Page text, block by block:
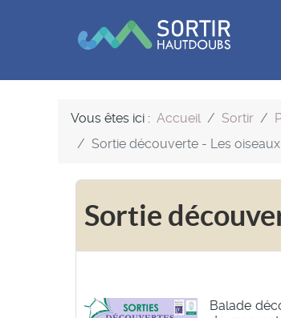
Vous êtes ici : Accueil Sortir
Sortie découverte - Les
Sortie
Balade